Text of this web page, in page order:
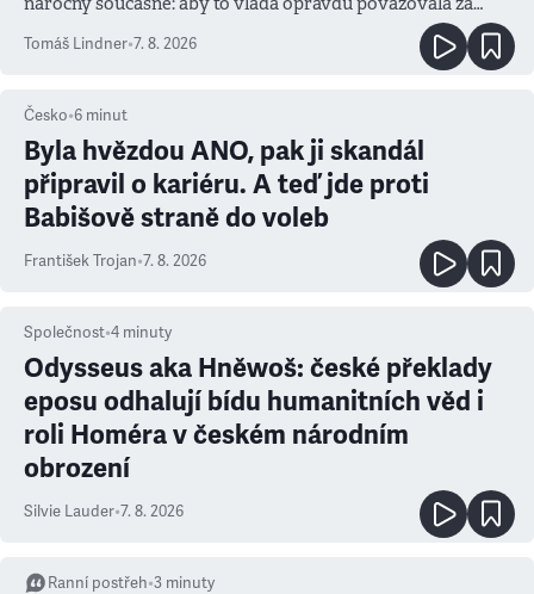
prioritu
Tomáš Lindner•7. 8. 2026
Česko•6 minut
Byla hvězdou ANO, pak ji skandál
připravil o kariéru. A teď jde proti
Babišově straně do voleb
František Trojan•7. 8. 2026
Společnost•4 minuty
Odysseus aka Hněwoš: české překlady
eposu odhalují bídu humanitních věd i
roli Homéra v českém národním
obrození
Silvie Lauder•7. 8. 2026
Ranní postřeh•3 minuty